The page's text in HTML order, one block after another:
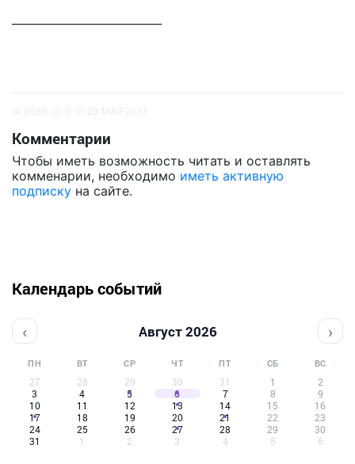
Комментарии
Чтобы иметь возможность читать и оставлять
комменарии, необходимо иметь активную
подписку на сайте.
Календарь событий
‹ Август 2026 ›
ПН ВТ СР ЧТ ПТ СБ ВС
27 28 29 30 31 1
2
3
4 5 6 7 8
9
10
11 12 13 14 15
16
17
18 19 20 21 22
23
24
25 26 27 28 29
30
31
1 2 3 4 5 6